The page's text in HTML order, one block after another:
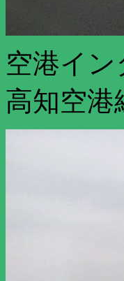
空港イ
高知空